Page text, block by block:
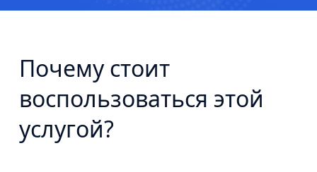
Почему стоит
воспользоваться этой
услугой?